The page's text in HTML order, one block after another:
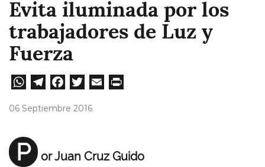
Evita iluminada por los
trabajadores de Luz y
Fuerza
W
A
pp
Te
m
Fa
06 Septiembre 2016
P or Juan Cruz Guido